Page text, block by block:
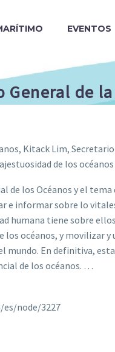
EVENTOS
General de
Kitack Lim,
de los océanos
de los Océanos y el
e informar sobre lo
humana tiene sobre
los océanos, y movilizar
mundo. En definitiva,
de los océanos. …
node/3227